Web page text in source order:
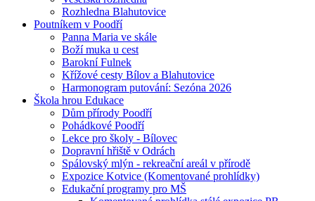
Rozhledna Blahutovice
Poutníkem v Poodří
Panna Maria ve skále
Boží muka u cest
Barokní Fulnek
Křížové cesty Bílov a Blahutovice
Harmonogram putování: Sezóna 2026
Škola hrou Edukace
Dům přírody Poodří
Pohádkové Poodří
Lekce pro školy - Bílovec
Dopravní hřiště v Odrách
Spálovský mlýn - rekreační areál v přírodě
Expozice Kotvice (Komentované prohlídky)
Edukační programy pro MŠ